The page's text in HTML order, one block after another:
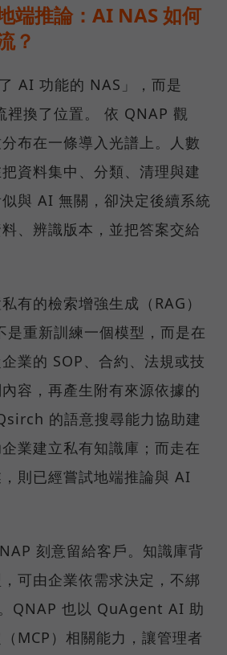
端推論：AI NAS 如何
？
AI 功能的 NAS」，而是
裡換了位置。 依 QNAP 觀
布在一條導入光譜上。人數
資料集中、分類、清理與建
與 AI 無關，卻決定後續系統
、辨識版本，並把答案交給
有的檢索增強生成（RAG）
是重新訓練一個模型，而是在
業的 SOP、合約、法規或技
容，再產生附有來源依據的
的語意搜尋能力協助建
業建立私有知識庫；而走在
則已經嘗試地端推論與 AI
刻意留給客戶。知識庫背
可由企業依需求決定，不綁
QNAP 也以 QuAgent AI 助
MCP）相關能力，讓管理者